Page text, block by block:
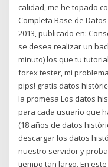
calidad, me he topado
Completa Base de
2013, publicado en:
se desea realizar un
minuto) los que tu
forex tester, mi
pips! gratis datos
la promesa Los datos
para cada usuario que
(18 años de datos
descargar los datos
nuestro servidor y
tiempo tan largo. En